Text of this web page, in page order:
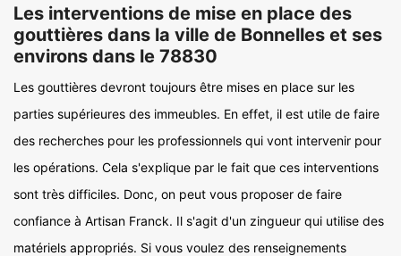
Les interventions de mise en place des
gouttières dans la ville de Bonnelles et ses
environs dans le 78830
Les gouttières devront toujours être mises en place sur les
parties supérieures des immeubles. En effet, il est utile de faire
des recherches pour les professionnels qui vont intervenir pour
les opérations. Cela s'explique par le fait que ces interventions
sont très difficiles. Donc, on peut vous proposer de faire
confiance à Artisan Franck. Il s'agit d'un zingueur qui utilise des
matériels appropriés. Si vous voulez des renseignements